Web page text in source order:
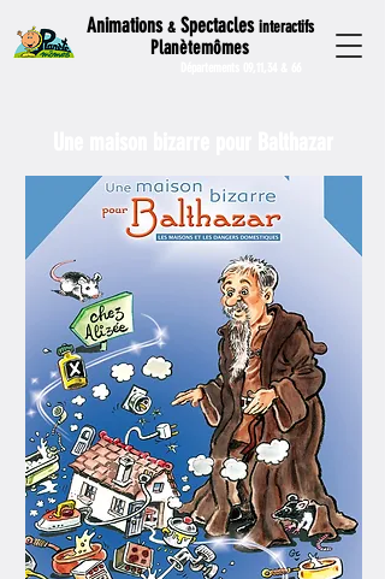
Animations &Spectaclesinteractifs
Planètemômes